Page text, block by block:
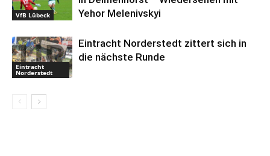
VfB Lübeck
Yehor Melenivskyi
Eintracht
Norderstedt
Eintracht Norderstedt zittert sich in
die nächste Runde